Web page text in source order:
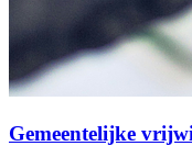
Gemeentelijke